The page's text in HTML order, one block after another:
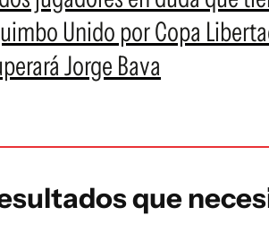
Unido por Copa
Jorge Bava
que